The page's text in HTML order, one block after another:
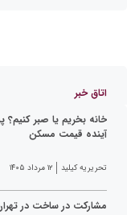
اتاق خبر
خانه بخریم یا صبر
آینده قیمت مسکن
تحریریه کیلید ۱۲ مرداد ۱۴۰۵
مشارکت در ساخت در تهران؛ از فرمول ۴۰-